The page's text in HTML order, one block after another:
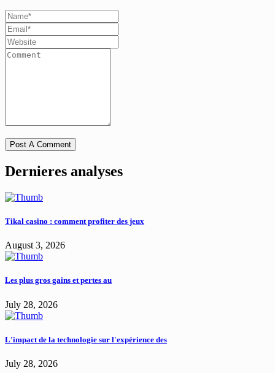
Dernieres analyses
Tikal casino : comment profiter des jeux
August 3, 2026
Les plus gros gains et pertes au
July 28, 2026
L'impact de la technologie sur l'expérience des
July 28, 2026